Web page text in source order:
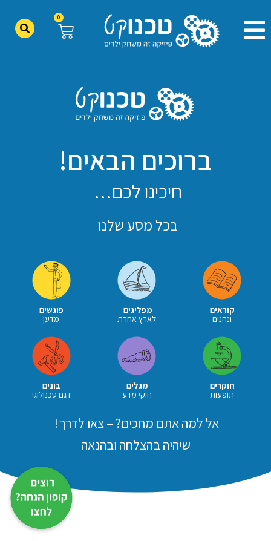
0
ברוכים הבאים!
חיכינו לכם…
בכל מסע שלנו
קוראים
ונהנים
מפליגים
לארץ אחרת
פוגשים
מדען
חוקרים
תופעות
מגלים
חוקי מדע
בונים
דגם טכנולוגי
אל למה אתם מחכים? – צאו לדרך!
שיהיה בהצלחה ובהנאה